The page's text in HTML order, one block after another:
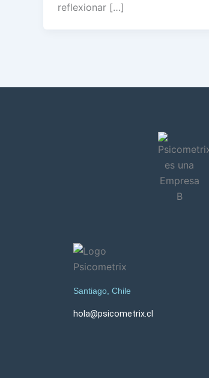
reflexionar […]
Santiago, Chile
hola@psicometrix.cl